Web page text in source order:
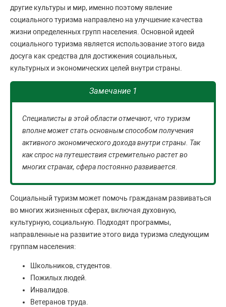
другие культуры и мир, именно поэтому явление
социального туризма направлено на улучшение качества
жизни определенных групп населения. Основной идеей
социального туризма является использование этого вида
досуга как средства для достижения социальных,
культурных и экономических целей внутри страны.
Замечание 1
Специалисты в этой области отмечают, что туризм
вполне может стать основным способом получения
активного экономического дохода внутри страны. Так
как спрос на путешествия стремительно растет во
многих странах, сфера постоянно развивается.
Социальный туризм может помочь гражданам развиваться
во многих жизненных сферах, включая духовную,
культурную, социальную. Подходят программы,
направленные на развитие этого вида туризма следующим
группам населения:
Школьников, студентов.
Пожилых людей.
Инвалидов.
Ветеранов труда.